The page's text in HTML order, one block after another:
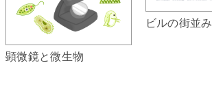
顕微鏡と微生物
ビルの街並み